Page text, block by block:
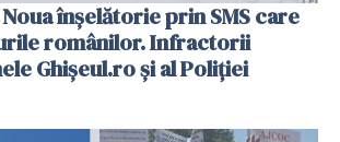
înșelătorie prin SMS care
românilor. Infractorii
Ghișeul.ro și al Poliției